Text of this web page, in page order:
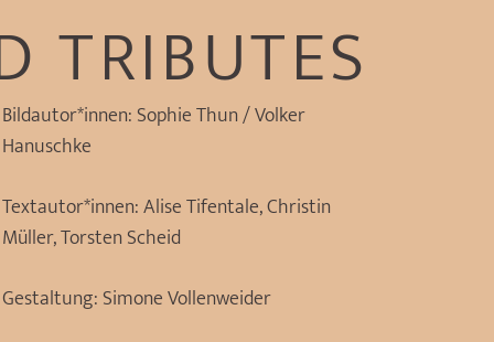
TRIBUTES
Bildautor*innen: Sophie Thun / Volker
Hanuschke
Textautor*innen:Alise Tifentale, Christin
Müller, Torsten Scheid
Gestaltung: Simone Vollenweider